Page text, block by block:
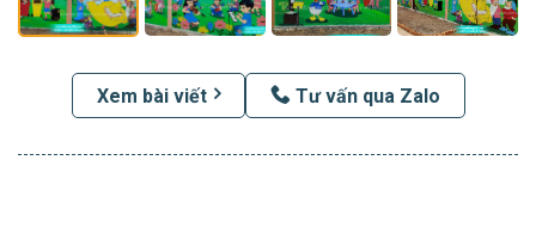
Xem bài viết Tư vấn qua Zalo